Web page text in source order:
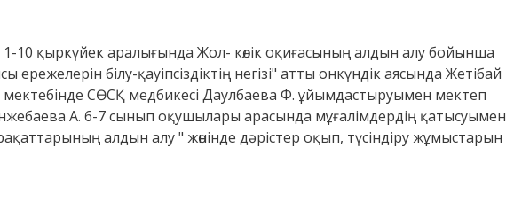
10 қыркүйек аралығында Жол- көлік оқиғасының алдын алу бойынша
ережелерін білу-қауіпсіздіктің негізі" атты онкүндік аясында Жетібай
СӨСҚ медбикесі Даулбаева Ф. ұйымдастыруымен мектеп
А. 6-7 сынып оқушылары арасында мұғалімдердің қатысуымен
алдын алу " жөнінде дәрістер оқып, түсіндіру жұмыстарын